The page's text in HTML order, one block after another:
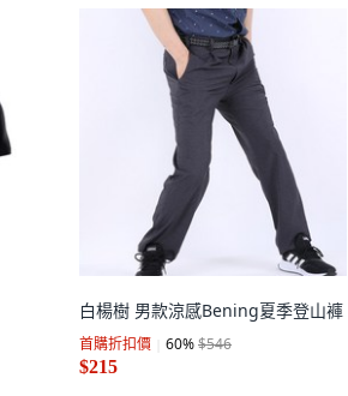
白楊樹 男款涼感Bening夏季登山褲
首購折扣價 60%$546
$215